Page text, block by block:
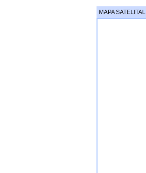
MAPA SATELITAL